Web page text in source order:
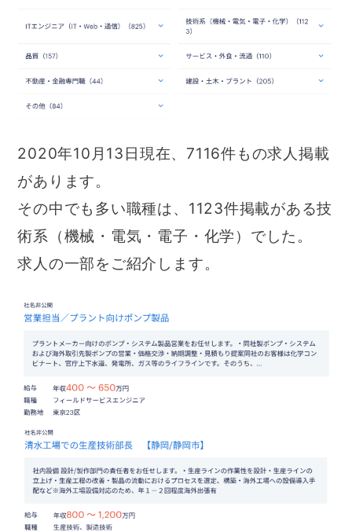
2020年10月13日現在、7116件もの求人掲載
があります。
その中でも多い職種は、1123件掲載がある技
術系（機械・電気・電子・化学）でした。
求人の一部をご紹介します。